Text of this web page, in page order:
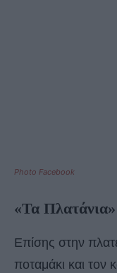
Photo Facebook
«Τα
Επίσης στην
ποταμάκι και τον